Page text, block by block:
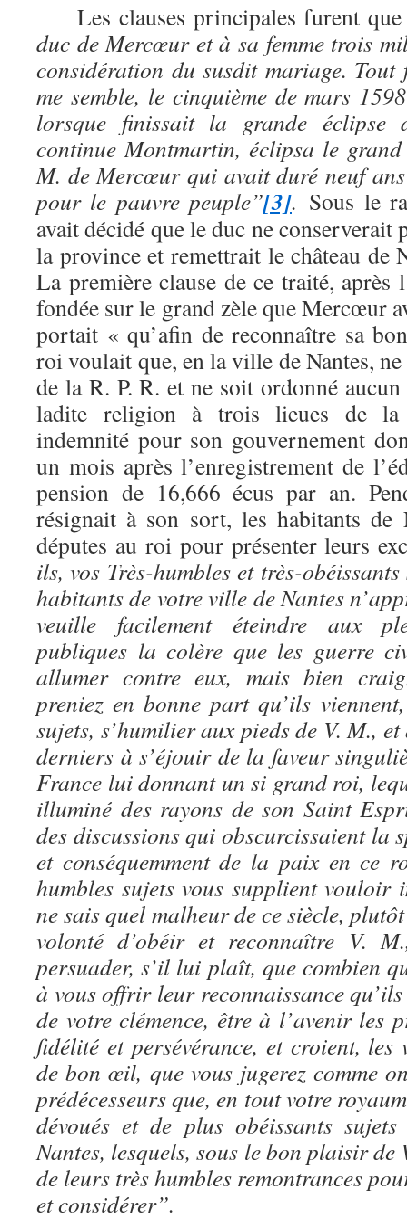
Les clauses principales furent que
duc de Mercœur et à sa femme trois
considération du susdit mariage.
me semble, le cinquième de mars
lorsque finissait la grande
continue Montmartin, éclipsa le
M. de Mercœur qui avait duré neuf
pour le pauvre peuple”[3]. Sous le
avait décidé que le duc ne conserverait
la province et remettrait le château de
La première clause de ce traité, après
fondée sur le grand zèle que Mercœur
portait « qu’afin de reconnaître sa
roi voulait que, en la ville de Nantes,
de la R. P. R. et ne soit ordonné
ladite religion à trois lieues de
indemnité pour son gouvernement
un mois après l’enregistrement de
pension de 16,666 écus par an.
résignait à son sort, les habitants de
députes au roi pour présenter leurs
ils, vos Très-humbles et très-
habitants de votre ville de Nantes
veuille facilement éteindre aux
publiques la colère que les guerre
allumer contre eux, mais bien
preniez en bonne part qu’ils
sujets, s’humilier aux pieds de V. M.,
derniers à s’éjouir de la faveur
France lui donnant un si grand roi,
illuminé des rayons de son Saint
des discussions qui obscurcissaient la
et conséquemment de la paix en ce
humbles sujets vous supplient vouloir
ne sais quel malheur de ce siècle,
volonté d’obéir et reconnaître V.
persuader, s’il lui plaît, que combien
à vous offrir leur reconnaissance
de votre clémence, être à l’avenir les
fidélité et persévérance, et croient,
de bon œil, que vous jugerez comme
prédécesseurs que, en tout votre
dévoués et de plus obéissants
Nantes, lesquels, sous le bon plaisir de
de leurs très humbles remontrances
et considérer”.